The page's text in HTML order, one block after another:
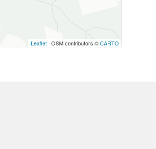
Leaflet | OSM contributors ©CARTO